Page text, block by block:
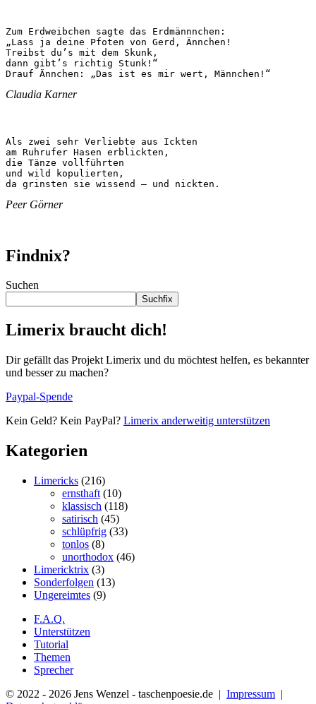
Zum Erdweibchen sagte das Erdmännnchen:
„Lass ja deine Pfoten von Gerd, Ännchen!
Treibst du’s mit dem Skunk,
dann gibt’s richtig Stunk!“
Drauf Ännchen: „Das ist es mir wert, Männchen!“
Claudia Karner
Als zwei sehr Verliebte aus Ickten
am Ruhrufer Hasen erblickten,
die Tänze vollführten
und wild kopulierten,
da grinsten sie wissend – und nickten.
Peer Görner
Findnix?
Suchen
Suchfix
Limerix braucht dich!
Dir gefällt das Projekt Limerix und du möchtest helfen, es bekannter
und besser zu machen?
Paypal-Spende
Kein Geld? Kein PayPal? Limerix anderweitig unterstützen
Kategorien
Limericks (216)
ernsthaft (10)
klassisch (118)
satirisch (45)
schlüpfrig (33)
tonlos (8)
unorthodox (46)
Limericktrix (3)
Sonderfolgen (13)
Ungereimtes (9)
F.A.Q.
Unterstützen
Tutorial
Themen
Sprecher
© 2022 - 2026 Jens Wenzel - taschenpoesie.de | Impressum |